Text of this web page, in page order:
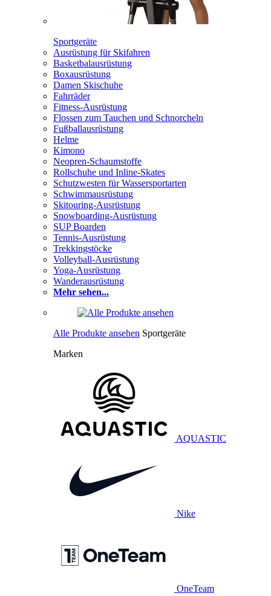
Sportgeräte
Ausrüstung für Skifahren
Basketbalausrüstung
Boxausrüstung
Damen Skischuhe
Fahrräder
Fitness-Ausrüstung
Flossen zum Tauchen und Schnorcheln
Fußballausrüstung
Helme
Kimono
Neopren-Schaumstoffe
Rollschuhe und Inline-Skates
Schutzwesten für Wassersportarten
Schwimmausrüstung
Skitouring-Ausrüstung
Snowboarding-Ausrüstung
SUP Boarden
Tennis-Ausrüstung
Trekkingstöcke
Volleyball-Ausrüstung
Yoga-Ausrüstung
Wanderausrüstung
Mehr sehen...
Alle Produkte ansehen Sportgeräte
Marken
AQUASTIC
Nike
OneTeam